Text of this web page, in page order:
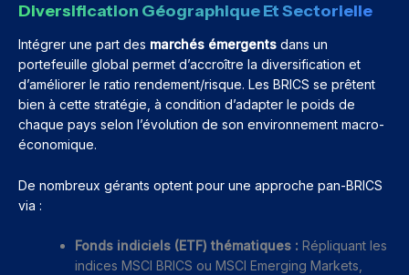
Diversification Géographique Et Sectorielle
Intégrer une part des marchés émergents dans un
portefeuille global permet d’accroître la diversification et
d’améliorer le ratio rendement/risque. Les BRICS se prêtent
bien à cette stratégie, à condition d’adapter le poids de
chaque pays selon l’évolution de son environnement macro-
économique.
De nombreux gérants optent pour une approche pan-BRICS
via :
Fonds indiciels (ETF) thématiques : Répliquant les
indices MSCI BRICS ou MSCI Emerging Markets,